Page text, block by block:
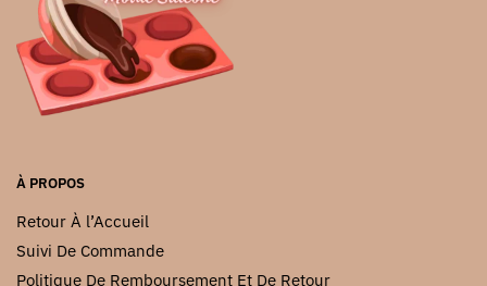
À PROPOS
Retour À l’Accueil
Suivi De Commande
Politique De Remboursement Et De Retour